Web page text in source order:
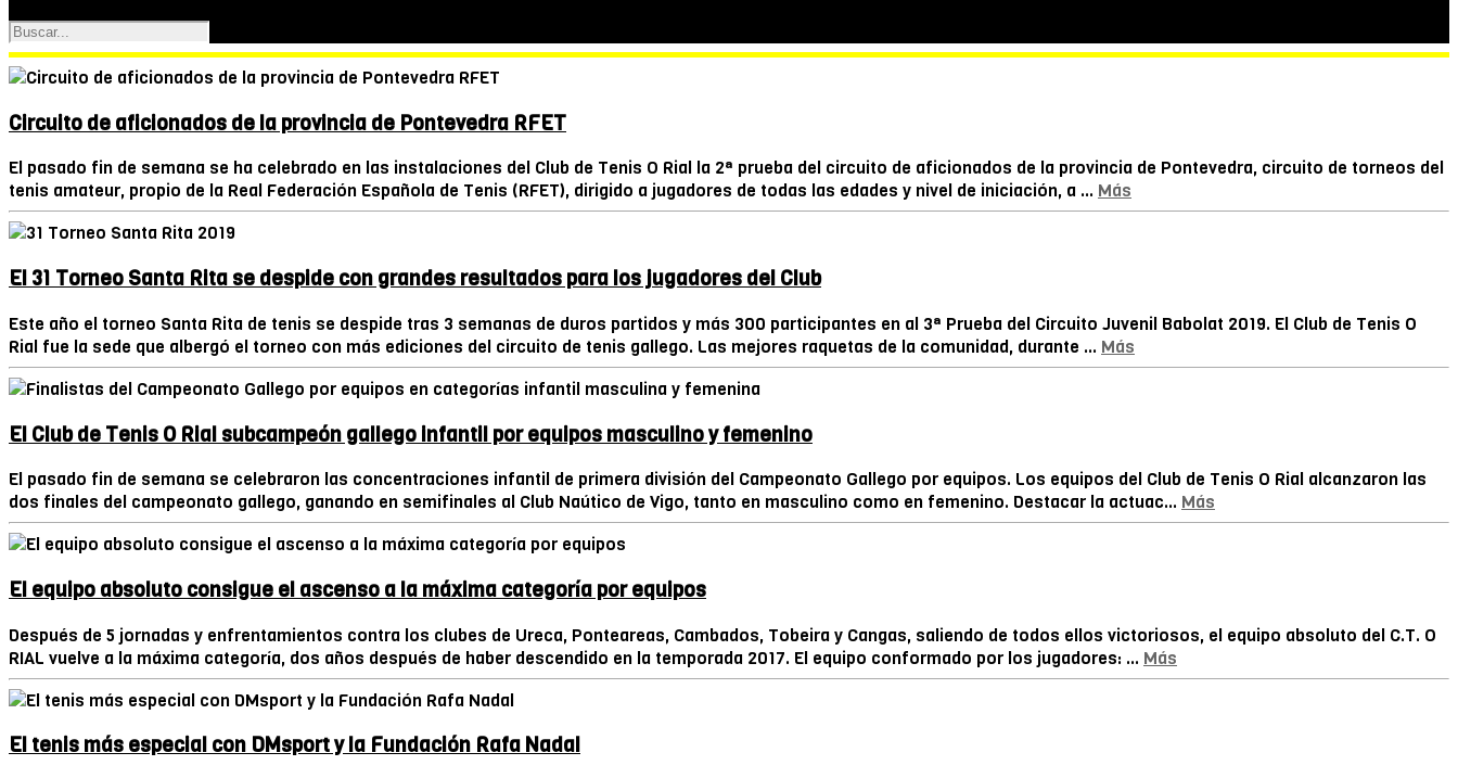
Circuito de aficionados de la provincia de Pontevedra RFET
El pasado fin de semana se ha celebrado en las instalaciones del Club de Tenis O Rial la 2ª prueba del circuito de aficionados de la provincia de Pontevedra, circuito de torneos del
tenis amateur, propio de la Real Federación Española de Tenis (RFET), dirigido a jugadores de todas las edades y nivel de iniciación, a ... Más
El 31 Torneo Santa Rita se despide con grandes resultados para los jugadores del Club
Este año el torneo Santa Rita de tenis se despide tras 3 semanas de duros partidos y más 300 participantes en al 3ª Prueba del Circuito Juvenil Babolat 2019. El Club de Tenis O
Rial fue la sede que albergó el torneo con más ediciones del circuito de tenis gallego. Las mejores raquetas de la comunidad, durante ... Más
El Club de Tenis O Rial subcampeón gallego infantil por equipos masculino y femenino
El pasado fin de semana se celebraron las concentraciones infantil de primera división del Campeonato Gallego por equipos. Los equipos del Club de Tenis O Rial alcanzaron las
dos finales del campeonato gallego, ganando en semifinales al Club Naútico de Vigo, tanto en masculino como en femenino. Destacar la actuac... Más
El equipo absoluto consigue el ascenso a la máxima categoría por equipos
Después de 5 jornadas y enfrentamientos contra los clubes de Ureca, Ponteareas, Cambados, Tobeira y Cangas, saliendo de todos ellos victoriosos, el equipo absoluto del C.T. O
RIAL vuelve a la máxima categoría, dos años después de haber descendido en la temporada 2017. El equipo conformado por los jugadores: ... Más
El tenis más especial con DMsport y la Fundación Rafa Nadal